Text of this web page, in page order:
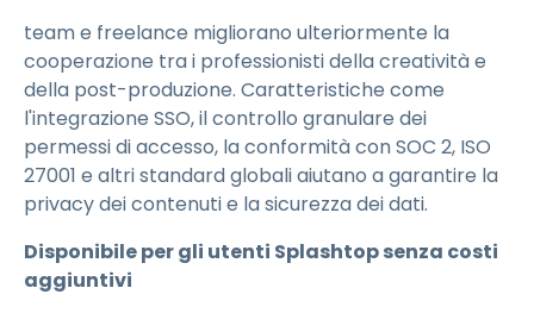
team e freelance migliorano ulteriormente la
cooperazione tra i professionisti della creatività e
della post-produzione. Caratteristiche come
l'integrazione SSO, il controllo granulare dei
permessi di accesso, la conformità con SOC 2, ISO
27001 e altri standard globali aiutano a garantire la
privacy dei contenuti e la sicurezza dei dati.
Disponibile per gli utenti Splashtop senza costi
aggiuntivi